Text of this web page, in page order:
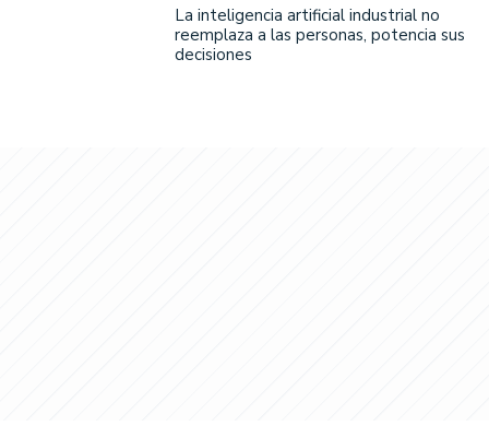
La inteligencia artificial industrial no
reemplaza a las personas, potencia sus
decisiones